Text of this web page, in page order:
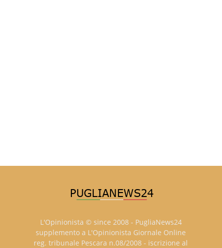
L'Opinionista © since 2008 - PugliaNews24
supplemento a L'Opinionista Giornale Online
reg. tribunale Pescara n.08/2008 - iscrizione al